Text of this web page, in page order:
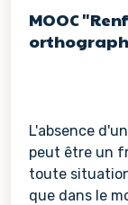
MOOC
L'absence
peut être un
toute
que dans le